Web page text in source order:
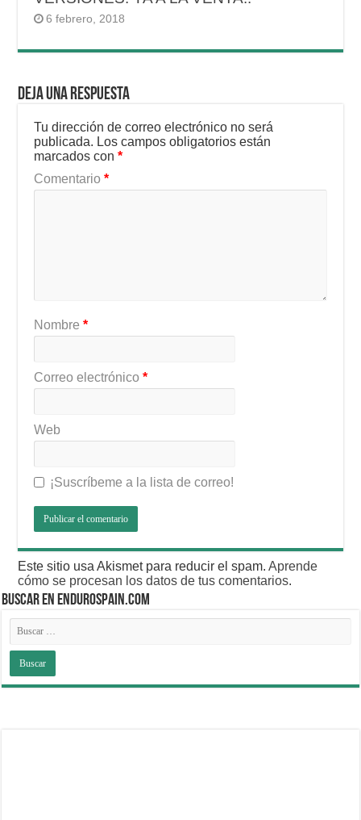
6 febrero, 2018
Deja una respuesta
Tu dirección de correo electrónico no será
publicada. Los campos obligatorios están
marcados con*
Comentario*
Nombre*
Correo electrónico*
Web
¡Suscríbeme a la lista de correo!
Este sitio usa Akismet para reducir el spam.Aprende
cómo se procesan los datos de tus comentarios.
BUSCAR EN ENDUROSPAIN.COM